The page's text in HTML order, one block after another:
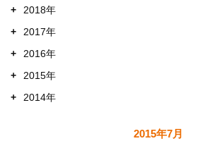
+
2018年
+
2017年
+
2016年
+
2015年
+
2014年
2015年7月